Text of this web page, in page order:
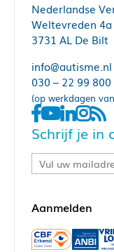
Nederlandse
Weltevreden 4a
3731 AL De Bilt
info@autisme.nl
030 – 22 99 800
(op werkdagen
Schrijf je in